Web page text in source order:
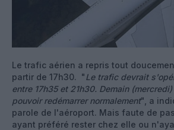
Le trafic aérien a repris tout
partir de 17h30. "Le trafic devrait
entre 17h35 et 21h30. Demain
pouvoir redémarrer normalement", a
parole de l'aéroport. Mais faute de
ayant préféré rester chez elle ou